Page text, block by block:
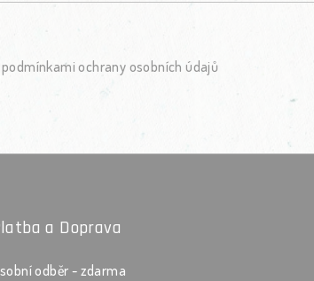
podmínkami ochrany osobních údajů
a Doprava
odběr - zdarma